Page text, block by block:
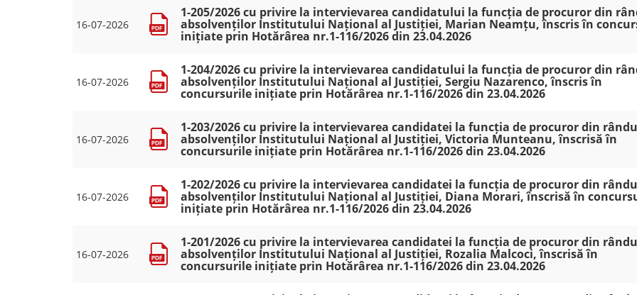
16-07-2026
1-205/2026 cu privire la intervievarea candidatului la funcția de procuror din
absolvenților Institutului Național al Justiției, Marian Neamțu, înscris în
inițiate prin Hotărârea nr.1-116/2026 din 23.04.2026
16-07-2026
1-204/2026 cu privire la intervievarea candidatului la funcția de procuror din
absolvenților Institutului Național al Justiției, Sergiu Nazarenco, înscris în
concursurile inițiate prin Hotărârea nr.1-116/2026 din 23.04.2026
16-07-2026
1-203/2026 cu privire la intervievarea candidatei la funcția de procuror din
absolvenților Institutului Național al Justiției, Victoria Munteanu, înscrisă în
concursurile inițiate prin Hotărârea nr.1-116/2026 din 23.04.2026
16-07-2026
1-202/2026 cu privire la intervievarea candidatei la funcția de procuror din
absolvenților Institutului Național al Justiției, Diana Morari, înscrisă în
inițiate prin Hotărârea nr.1-116/2026 din 23.04.2026
16-07-2026
1-201/2026 cu privire la intervievarea candidatei la funcția de procuror din
absolvenților Institutului Național al Justiției, Rozalia Malcoci, înscrisă în
concursurile inițiate prin Hotărârea nr.1-116/2026 din 23.04.2026